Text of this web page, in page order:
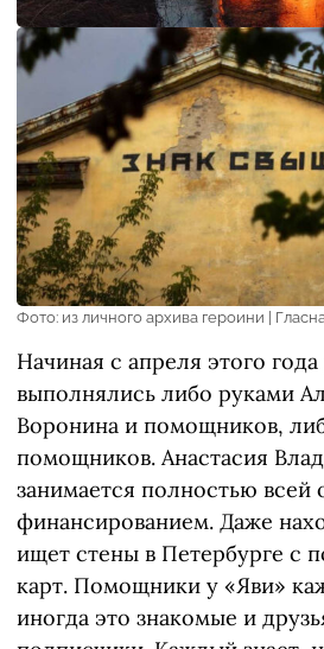
Фото: из личного архива героини |
Начиная с апреля этого
выполнялись либо руками
Воронина и помощников,
помощников. Анастасия
занимается полностью всей
финансированием. Даже
ищет стены в Петербурге с
карт. Помощники у «Яви»
иногда это знакомые и